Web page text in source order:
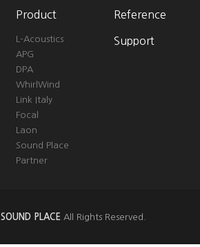
Product
L-Acoustics
APG
DPA
WhirlWind
Link Italy
Focal
Laon
Sound Place
Partner
Reference
Support
SOUND PLACE All Rights Reserved.